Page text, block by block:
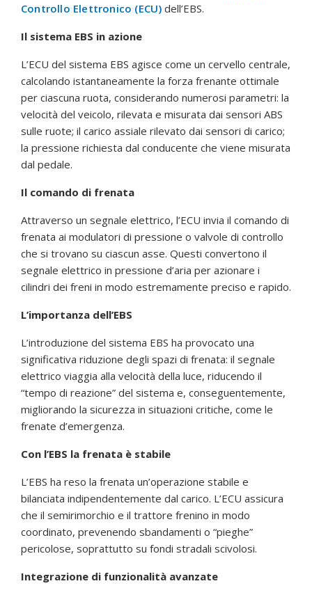
Controllo Elettronico (ECU) dell’EBS.
Il sistema EBS in azione
L’ECU del sistema EBS agisce come un cervello centrale,
calcolando istantaneamente la forza frenante ottimale
per ciascuna ruota, considerando numerosi parametri: la
velocità del veicolo, rilevata e misurata dai sensori ABS
sulle ruote; il carico assiale rilevato dai sensori di carico;
la pressione richiesta dal conducente che viene misurata
dal pedale.
Il comando di frenata
Attraverso un segnale elettrico, l’ECU invia il comando di
frenata ai modulatori di pressione o valvole di controllo
che si trovano su ciascun asse. Questi convertono il
segnale elettrico in pressione d’aria per azionare i
cilindri dei freni in modo estremamente preciso e rapido.
L’importanza dell’EBS
L’introduzione del sistema EBS ha provocato una
significativa riduzione degli spazi di frenata: il segnale
elettrico viaggia alla velocità della luce, riducendo il
“tempo di reazione” del sistema e, conseguentemente,
migliorando la sicurezza in situazioni critiche, come le
frenate d’emergenza.
Con l’EBS la frenata è stabile
L’EBS ha reso la frenata un’operazione stabile e
bilanciata indipendentemente dal carico. L’ECU assicura
che il semirimorchio e il trattore frenino in modo
coordinato, prevenendo sbandamenti o “pieghe”
pericolose, soprattutto su fondi stradali scivolosi.
Integrazione di funzionalità avanzate